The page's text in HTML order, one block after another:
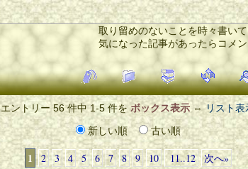
エントリー 56 件中 1-5 件を ボックス表示 ⇔リスト表
新しい順
古い順
1 2 3 4 5 6 7 8 9 10 11..12 次へ»
取り留めのないことを時々書いて
気になった記事があったらコメ